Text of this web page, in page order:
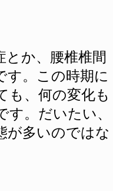
とか、腰椎椎間
す。この時期に
も、何の変化も
す。だいたい、
が多いのではな